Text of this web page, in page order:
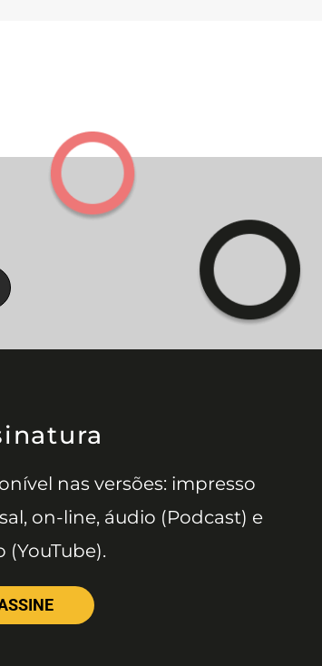
nas versões: impresso
on-line, áudio (Podcast) e
(YouTube).